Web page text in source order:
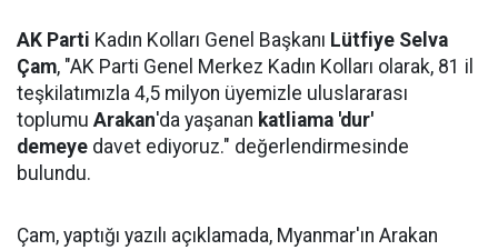
AK Parti Kadın Kolları Genel Başkanı Lütfiye Selva
Çam, "AK Parti Genel Merkez Kadın Kolları olarak, 81 il
teşkilatımızla 4,5 milyon üyemizle uluslararası
toplumu Arakan'da yaşanan katliama 'dur'
demeye davet ediyoruz." değerlendirmesinde
bulundu.
Çam, yaptığı yazılı açıklamada, Myanmar'ın Arakan